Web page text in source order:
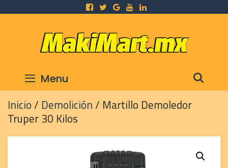
Menu
Inicio/ Demolición/ Martillo Demoledor
Truper 30 Kilos